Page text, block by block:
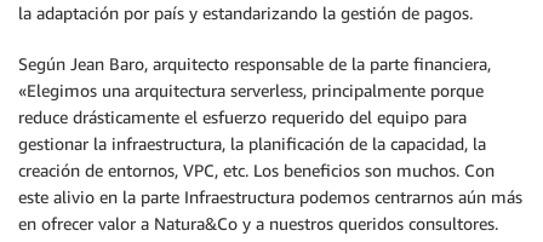
la adaptación por país y estandarizando la gestión de pagos.
Según Jean Baro, arquitecto responsable de la parte financiera,
«Elegimos una arquitectura serverless, principalmente porque
reduce drásticamente el esfuerzo requerido del equipo para
gestionar la infraestructura, la planificación de la capacidad, la
creación de entornos, VPC, etc. Los beneficios son muchos. Con
este alivio en la parte Infraestructura podemos centrarnos aún más
en ofrecer valor a Natura&Co y a nuestros queridos consultores.